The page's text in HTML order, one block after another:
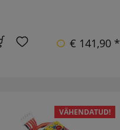
€ 141,90 *
VÄHENDATUD!